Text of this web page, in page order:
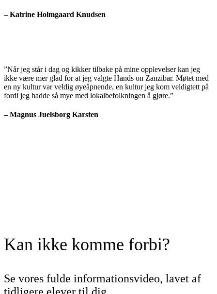
– Katrine Holmgaard Knudsen
”Når jeg står i dag og kikker tilbake på mine opplevelser kan jeg
ikke være mer glad for at jeg valgte Hands on Zanzibar. Møtet med
en ny kultur var veldig øyeåpnende, en kultur jeg kom veldigtett på
fordi jeg hadde så mye med lokalbefolkningen å gjøre.”
– Magnus Juelsborg Karsten
Kan ikke komme forbi?
Se vores fulde informationsvideo, lavet af